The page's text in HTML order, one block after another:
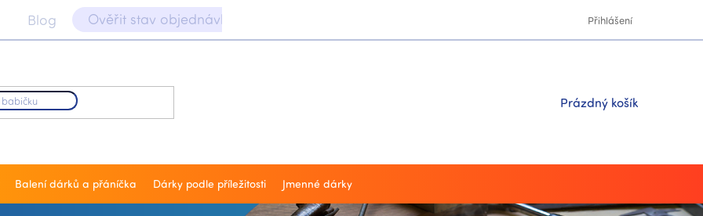
Blog Ověřit stav objednávky 📝 Přihlášení
Nákupní
Prázdný košík
Balení dárků a přáníčka Dárky podle příležitosti Jmenné dárky